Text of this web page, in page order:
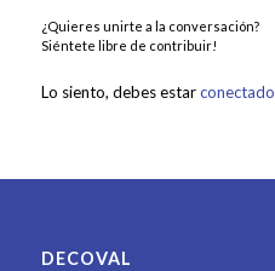
¿Quieres unirte a la conversación?
Siéntete libre de contribuir!
Lo siento, debes estarconectado
DECOVAL